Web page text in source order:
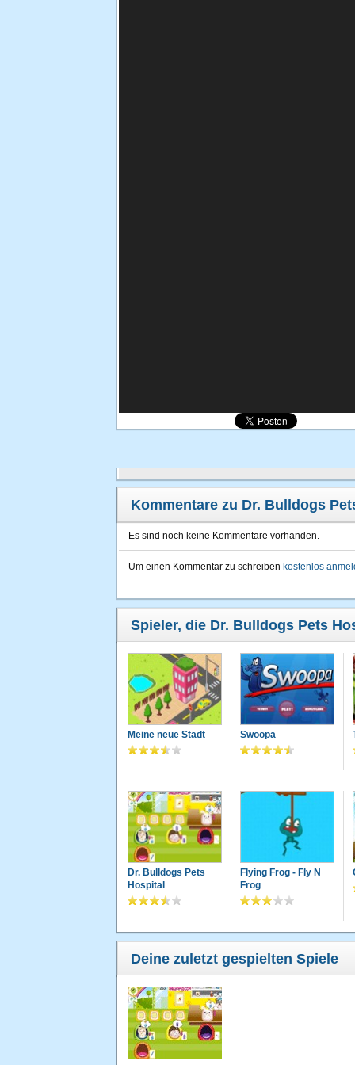
Kommentare zu Dr. Bulldogs
Es sind noch keine Kommentare vorhanden.
Um einen Kommentar zu schreiben kostenlos
Spieler, die Dr. Bulldogs Pets
Meine neue Stadt Swoopa
Dr. Bulldogs Pets
Hospital
Flying Frog - Fly N
Frog
Deine zuletzt gespielten Spiele